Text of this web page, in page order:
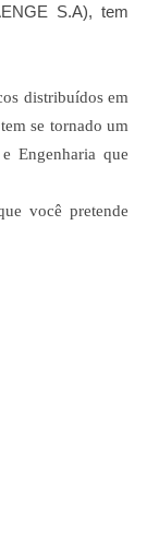
S.A), tem
distribuídos em
se tornado um
Engenharia que
você pretende